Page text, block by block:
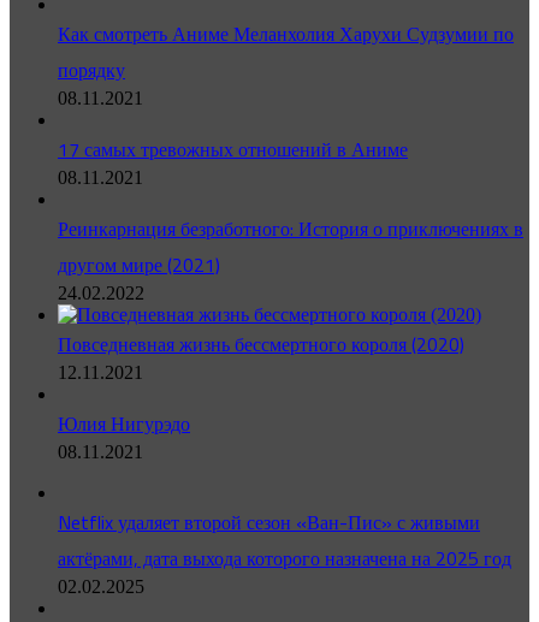
Как смотреть Аниме Меланхолия Харухи Судзумии по
порядку
08.11.2021
17 самых тревожных отношений в Аниме
08.11.2021
Реинкарнация безработного: История о приключениях в
другом мире (2021)
24.02.2022
Повседневная жизнь бессмертного короля (2020)
12.11.2021
Юлия Нигурэдо
08.11.2021
Netflix удаляет второй сезон «Ван-Пис» с живыми
актёрами, дата выхода которого назначена на 2025 год
02.02.2025